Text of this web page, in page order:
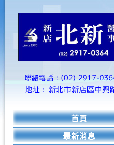
首頁
最新消息